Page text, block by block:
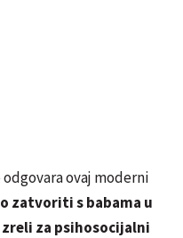
ovaj moderni
zatvoriti s babama u
za psihosocijalni